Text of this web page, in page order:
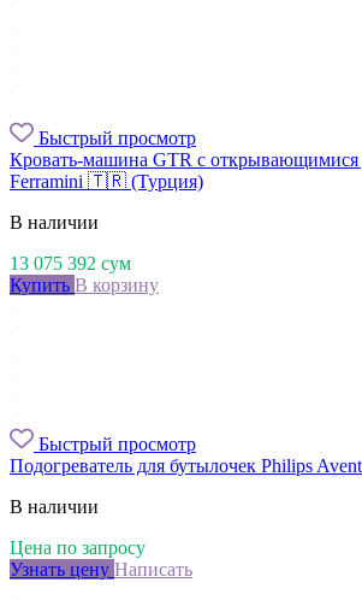
Быстрый просмотр
Кровать-машина GTR с открывающимися
Ferramini 🇹🇷 (Турция)
В наличии
13 075 392 сум
Купить В корзину
Быстрый просмотр
Подогреватель для бутылочек Philips Avent
В наличии
Цена по запросу
Узнать цену Написать